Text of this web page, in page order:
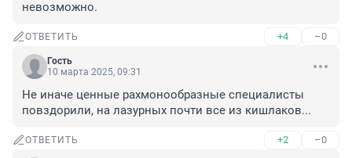
невозможно.
ОТВЕТИТЬ +4 –0
Гость
10 марта 2025, 09:31
Не иначе ценные рахмонообразные специалисты
повздорили, на лазурных почти все из кишлаков...
ОТВЕТИТЬ +2 –0